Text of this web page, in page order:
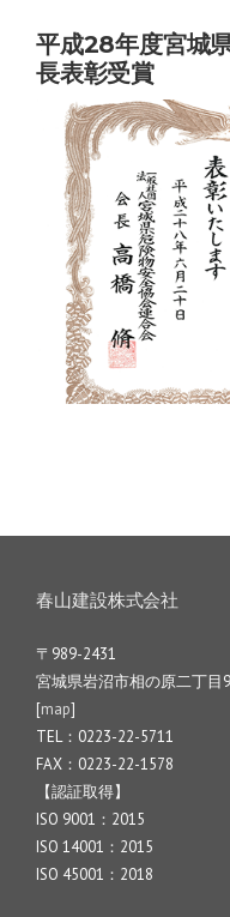
平成28年度宮城
長表彰受賞
春山建設株式会社
〒989-2431
宮城県岩沼市相の原二丁目
[map]
TEL：0223-22-5711
FAX：0223-22-1578
【認証取得】
ISO 9001：2015
ISO 14001：2015
ISO 45001：2018